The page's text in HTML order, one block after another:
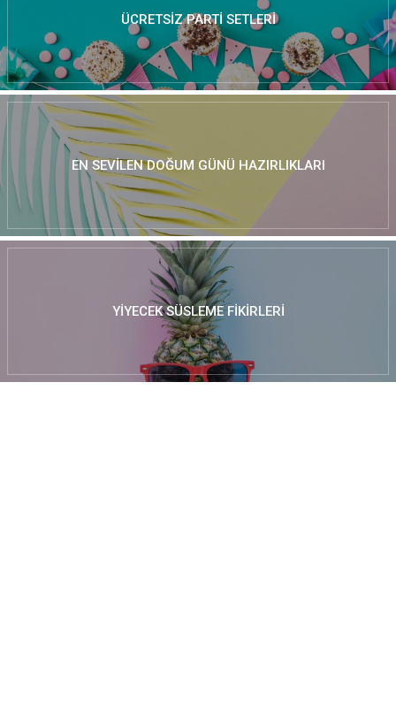
ÜCRETSIZ PARTI SETLERI
EN SEVILEN DOĞUM GÜNÜ HAZIRLIKLARI
YIYECEK SÜSLEME FIKIRLERI